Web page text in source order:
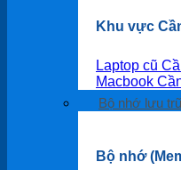
Khu vực
Laptop cũ
Macbook
Bộ nhớ lưu
Bộ nhớ